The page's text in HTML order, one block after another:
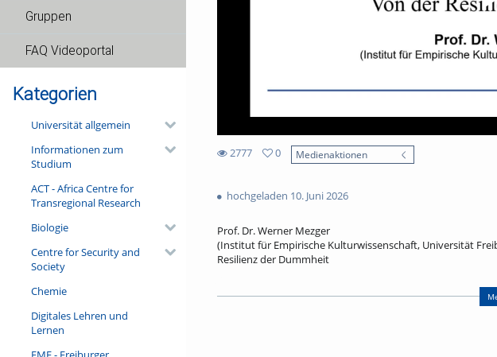
Gruppen
FAQ Videoportal
Kategorien
Universität allgemein
Informationen zum
Studium
ACT - Africa Centre for
Transregional Research
Biologie
Centre for Security and
Society
Chemie
Digitales Lehren und
Lernen
2777
views
0
Medienaktionen
hochgeladen 10. Juni 2026
Prof. Dr. Werner Mezger
(Institut für Empirische Kulturwissenschaft, Universität
Resilienz der Dummheit
allerdings wenig zu tun. Vielmehr ist er steinerner Zeuge
Narrenschiff begann, 1511 durch das Lob der Torheit des